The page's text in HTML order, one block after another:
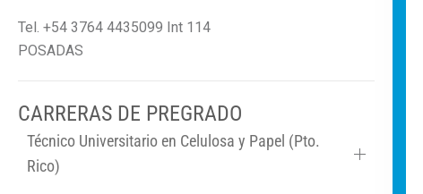
Tel. +54 3764 4435099 Int 114
POSADAS
CARRERAS DE PREGRADO
Técnico Universitario en Celulosa y Papel (Pto.
Rico)